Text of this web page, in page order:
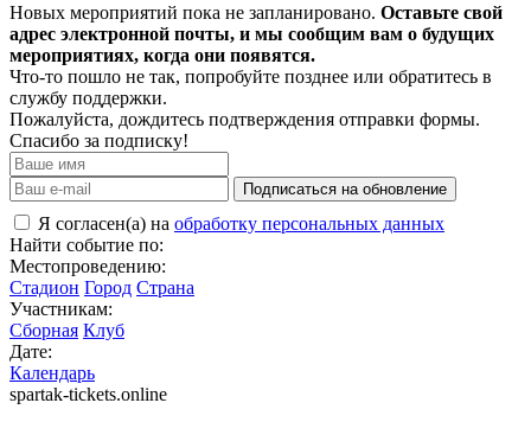
Новых мероприятий пока не запланировано. Оставьте свой
адрес электронной почты, и мы сообщим вам о будущих
мероприятиях, когда они появятся.
Что-то пошло не так, попробуйте позднее или обратитесь в
службу поддержки.
Пожалуйста, дождитесь подтверждения отправки формы.
Спасибо за подписку!
Подписаться на обновление
Я согласен(а) на обработку персональных данных
Найти событие по:
Местопроведению:
Стадион Город Страна
Участникам:
Сборная Клуб
Дате:
Календарь
spartak-tickets.online